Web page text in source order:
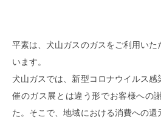
平素は、犬山ガスのガスをご利用い
います。
犬山ガスでは、新型コロナウイルス
催のガス展とは違う形でお客様への
た。そこで、地域における消費への